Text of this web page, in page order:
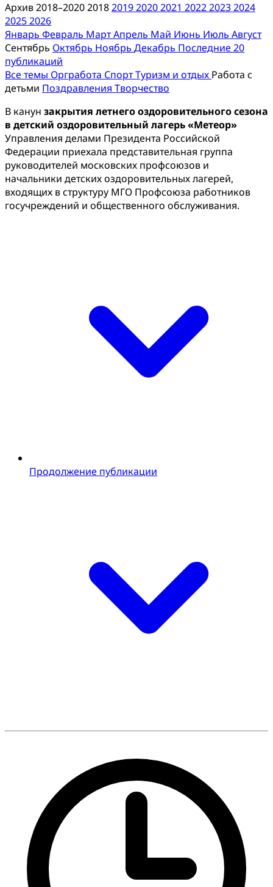
Архив 2018–20202018201920202021 202220232024
20252026
Январь Февраль МартАпрель Май Июнь Июль Август
Сентябрь Октябрь Ноябрь Декабрь Последние 20
публикаций
Все темы Оргработа СпортТуризм и отдых Работа с
детьми Поздравления Творчество
В канун закрытия летнего оздоровительного сезона
в детский оздоровительный лагерь «Метеор»
Управления делами Президента Российской
Федерации приехала представительная группа
руководителей московских профсоюзов и
начальники детских оздоровительных лагерей,
входящих в структуру МГО Профсоюза работников
госучреждений и общественного обслуживания.
Продолжение публикации